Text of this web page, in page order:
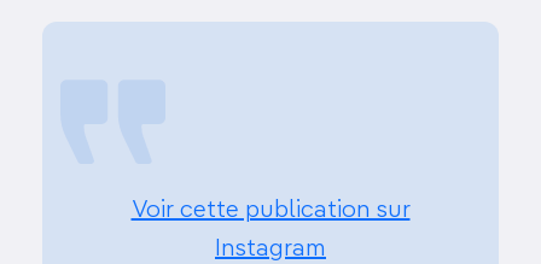
Voir cette publication sur
Instagram